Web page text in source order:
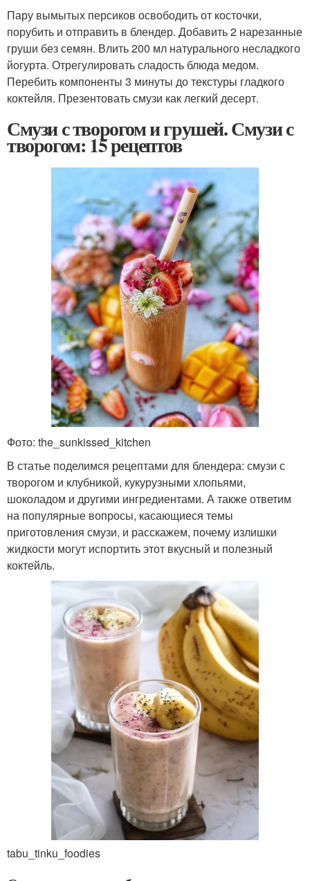
Пару вымытых персиков освободить от косточки,
порубить и отправить в блендер. Добавить 2 нарезанные
груши без семян. Влить 200 мл натурального несладкого
йогурта. Отрегулировать сладость блюда медом.
Перебить компоненты 3 минуты до текстуры гладкого
коктейля. Презентовать смузи как легкий десерт.
Смузи с творогом и грушей. Смузи с
творогом: 15 рецептов
Фото: the_sunkissed_kitchen
В статье поделимся рецептами для блендера: смузи с
творогом и клубникой, кукурузными хлопьями,
шоколадом и другими ингредиентами. А также ответим
на популярные вопросы, касающиеся темы
приготовления смузи, и расскажем, почему излишки
жидкости могут испортить этот вкусный и полезный
коктейль.
tabu_tinku_foodies